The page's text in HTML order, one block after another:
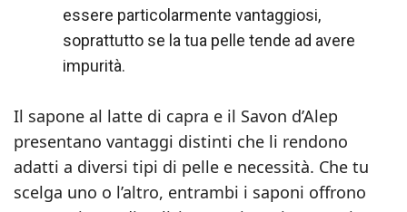
essere particolarmente vantaggiosi,
soprattutto se la tua pelle tende ad avere
impurità.
Il sapone al latte di capra e il Savon d’Alep
presentano vantaggi distinti che li rendono
adatti a diversi tipi di pelle e necessità. Che tu
scelga uno o l’altro, entrambi i saponi offrono